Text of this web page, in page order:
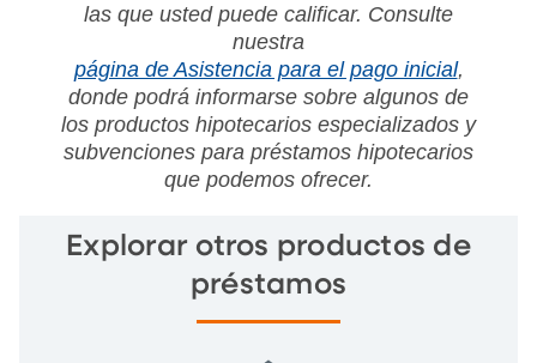
las que usted puede calificar. Consulte
nuestra
página de Asistencia para el pago inicial,
donde podrá informarse sobre algunos de
los productos hipotecarios especializados y
subvenciones para préstamos hipotecarios
que podemos ofrecer.
Explorar otros productos de
préstamos